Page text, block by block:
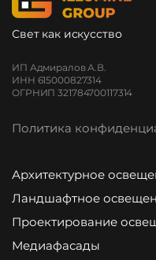
Свет как искусство
ИП Адмиралов А.В.
ИНН 615000827314
ОГРНИП 321784700117314
Политика
Архитектурное
Ландшафтное
Проектирование
Медиафасады